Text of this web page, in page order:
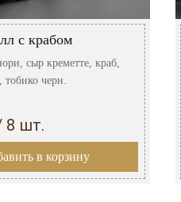
с крабом
сыр креметте, краб,
тобико черн.
8 шт.
в корзину